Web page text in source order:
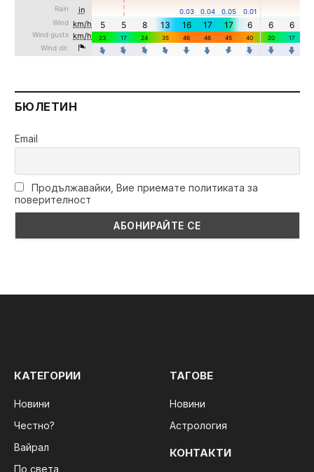
БЮЛЕТИН
Email
Продължавайки, Вие приемате политиката за
поверителност
КАТЕГОРИИ
Новини
Честно?
Вайрал
По света
ТАГОВЕ
Новини
Астрология
КОНТАКТИ